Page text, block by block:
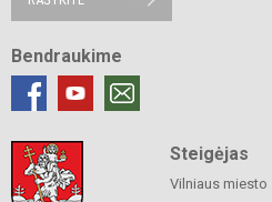
Bendraukime
Steigėjas
Vilniaus miesto